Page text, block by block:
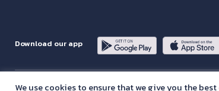
Download our app
Address: Building 1095, Road 1425, Block 1014, Hamala
We use cookies to ensure that we give you the